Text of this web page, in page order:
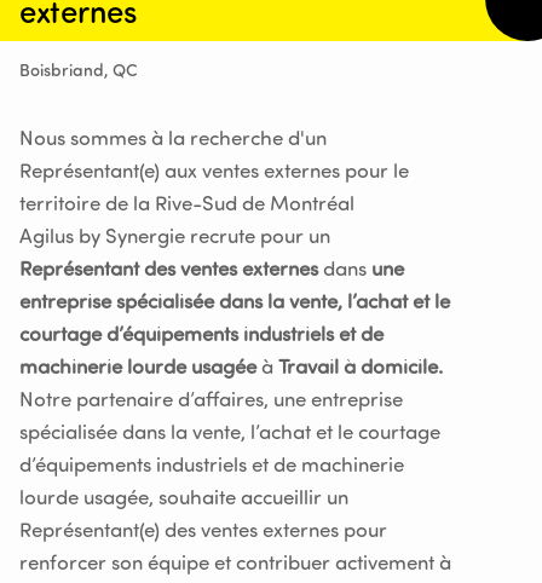
externes
Boisbriand, QC
Nous sommes à la recherche d'un
Représentant(e) aux ventes externes pour le
territoire de la Rive-Sud de Montréal
Agilus by Synergie recrute pour un
Représentant des ventes externesdans une
entreprise spécialisée dans la vente, l’achat et le
courtage d’équipements industriels et de
machinerie lourde usagéeà Travail à domicile.
Notre partenaire d’affaires, une entreprise
spécialisée dans la vente, l’achat et le courtage
d’équipements industriels et de machinerie
lourde usagée, souhaite accueillir un
Représentant(e) des ventes externes pour
renforcer son équipe et contribuer activement à